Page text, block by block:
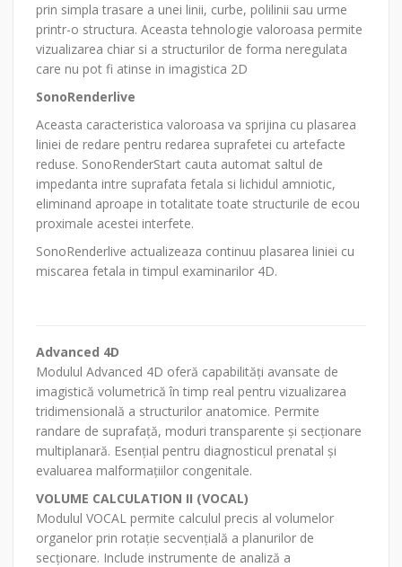
prin simpla trasare a unei linii, curbe, polilinii sau urme
printr-o structura. Aceasta tehnologie valoroasa permite
vizualizarea chiar si a structurilor de forma neregulata
care nu pot fi atinse in imagistica 2D
SonoRenderlive
Aceasta caracteristica valoroasa va sprijina cu plasarea
liniei de redare pentru redarea suprafetei cu artefacte
reduse. SonoRenderStart cauta automat saltul de
impedanta intre suprafata fetala si lichidul amniotic,
eliminand aproape in totalitate toate structurile de ecou
proximale acestei interfete.
SonoRenderlive actualizeaza continuu plasarea liniei cu
miscarea fetala in timpul examinarilor 4D.
Advanced 4D
Modulul Advanced 4D oferă capabilități avansate de
imagistică volumetrică în timp real pentru vizualizarea
tridimensională a structurilor anatomice. Permite
randare de suprafață, moduri transparente și secționare
multiplanară. Esențial pentru diagnosticul prenatal și
evaluarea malformațiilor congenitale.
VOLUME CALCULATION II (VOCAL)
Modulul VOCAL permite calculul precis al volumelor
organelor prin rotație secvențială a planurilor de
secționare. Include instrumente de analiză a